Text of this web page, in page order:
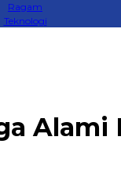
Ragam
Teknologi
Alami